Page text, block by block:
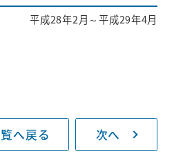
ー
平成28年2月～平成29年4月
へ戻る 次へ